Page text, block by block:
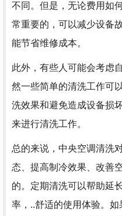
不同。但是，无论费用如
常重要的，可以减少设备
能节省维修成本。
此外，有些人可能会考虑
然一些简单的清洗工作可
洗效果和避免造成设备损
来进行清洗工作。
总的来说，中央空调清洗
态、提高制冷效果、改善
的。定期清洗可以帮助延
率，..舒适的使用体验。